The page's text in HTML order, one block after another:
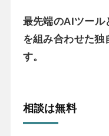
最先端のAIツール
を組み合わせた独
す。
相談は無料